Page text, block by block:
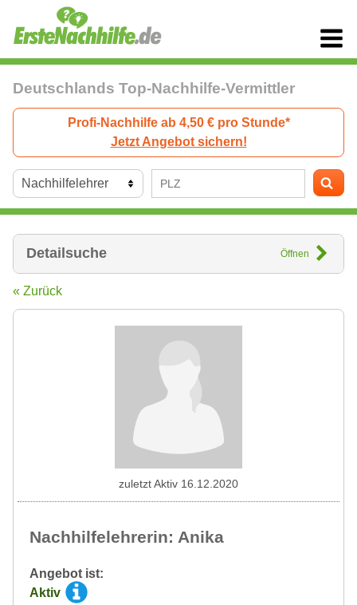
Deutschlands Top-Nachhilfe-Vermittler
Profi-Nachhilfe ab 4,50 € pro Stunde*
Jetzt Angebot sichern!
Detailsuche Öffnen
« Zurück
Nachhilfelehrerin: Anika
Angebot ist:
Aktiv
zuletzt Aktiv 16.12.2020